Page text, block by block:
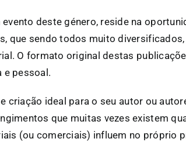
deste género, reside na
que sendo todos muito
O formato original destas
e pessoal.
criação ideal para o seu autor ou
que muitas vezes existem
(ou comerciais) influem no próprio